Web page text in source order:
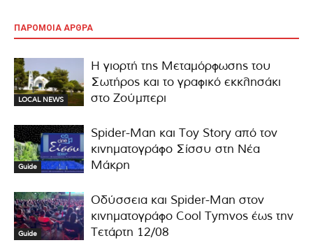
ΠΑΡΟΜΟΙΑ ΑΡΘΡΑ
LOCAL NEWS
Η γιορτή της Μεταμόρφωσης του
Σωτήρος και το γραφικό εκκλησάκι
στο Ζούμπερι
Guide
Spider-Man και Toy Story από τον
κινηματογράφο Σίσσυ στη Νέα
Μάκρη
Guide
Οδύσσεια και Spider-Man στον
κινηματογράφο Cool Tymvos έως την
Τετάρτη 12/08